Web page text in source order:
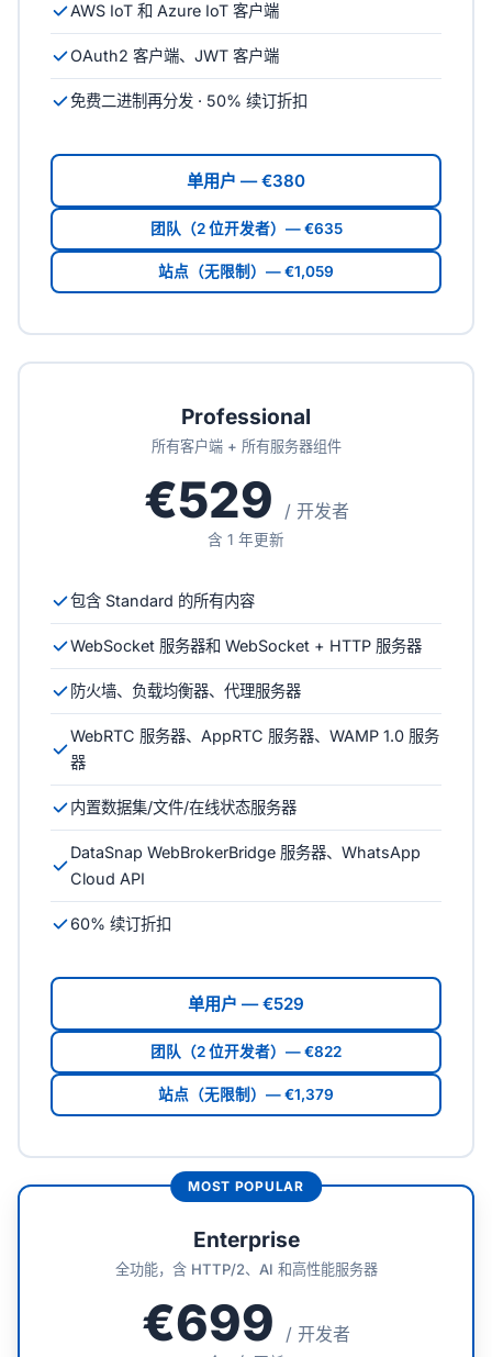
AWS IoT 和 Azure IoT 客户端
OAuth2 客户端、JWT 客户端
免费二进制再分发 · 50% 续订折扣
单用户 — €380
团队（2 位开发者）— €635
站点（无限制）— €1,059
Professional
所有客户端 + 所有服务器组件
€529 / 开发者
含 1 年更新
包含 Standard 的所有内容
WebSocket 服务器和 WebSocket + HTTP 服务器
防火墙、负载均衡器、代理服务器
WebRTC 服务器、AppRTC 服务器、WAMP 1.0 服务
器
内置数据集/文件/在线状态服务器
DataSnap WebBrokerBridge 服务器、WhatsApp
Cloud API
60% 续订折扣
单用户 — €529
团队（2 位开发者）— €822
站点（无限制）— €1,379
Enterprise
全功能，含 HTTP/2、AI 和高性能服务器
€699 / 开发者